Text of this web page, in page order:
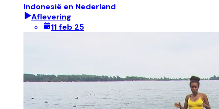
Indonesië en Nederland
Aflevering
11 feb 25